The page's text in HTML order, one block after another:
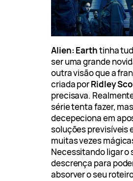
Alien: Earthtinha
ser uma grande
outra visão que a
criada porRidley
precisava.
série tenta fazer, mas
decepeciona em
soluções previsíveis
muitas vezes
Necessitando ligar o
descrença para
absorver o seu